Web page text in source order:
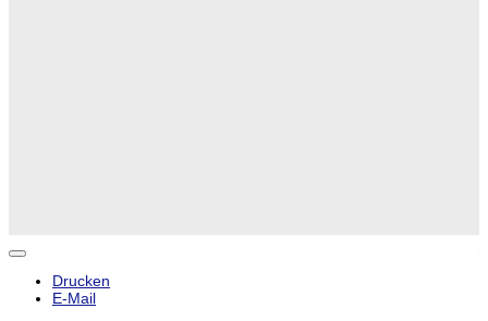
Drucken
E-Mail